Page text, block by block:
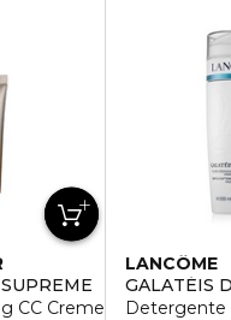
CC Creme SPF10
LANCÔME
GALATÉIS
Detergente